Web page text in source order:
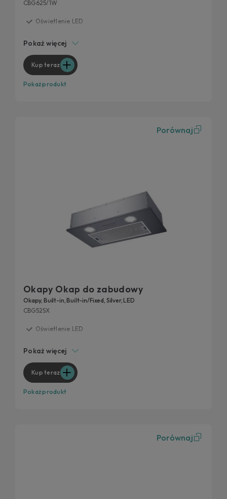
CBG625/1W
Oświetlenie LED
Niski poziom hałasu
Filtr węglowy
Pokaż więcej
Kup teraz
Pokaż produkt
Porównaj
Okapy Okap do zabudowy
Okapy, Built-in, Built-in/Fixed, Silver, LED
CBG52SX
Oświetlenie LED
Niski poziom hałasu
Filtr węglowy
Pokaż więcej
Kup teraz
Pokaż produkt
Porównaj